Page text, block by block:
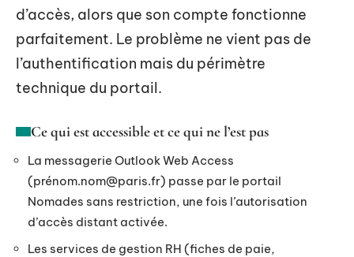
d’accès, alors que son compte fonctionne
parfaitement. Le problème ne vient pas de
l’authentification mais du périmètre
technique du portail.
Ce qui est accessible et ce qui ne l’est pas
La messagerie Outlook Web Access
(prénom.nom@paris.fr) passe par le portail
Nomades sans restriction, une fois l’autorisation
d’accès distant activée.
Les services de gestion RH (fiches de paie,